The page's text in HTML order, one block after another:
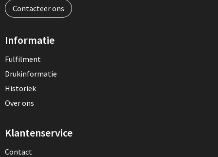
Contacteer ons
Informatie
Fulfilment
Drukinformatie
Historiek
Over ons
Klantenservice
Contact